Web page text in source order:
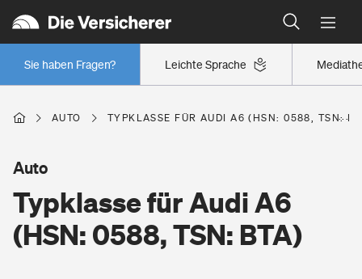
Leichte Sprache
Sie haben Fragen?
Wer versichert was: Jetzt Versicherer finden
Regionalklassen: So ist Ihre Region eingestuft
Wer versichert was: Jetzt Versicherer finden
Berufsunfähigkeitsversicherung
Erwerbsunfähigkeitsversicherung
Wohnen
AUTO TYPKLASSE FÜR AUDI A6 (HSN: 0588, TSN:
Typklasse für Audi A6
(HSN: 0588, TSN: BTA)
Auto